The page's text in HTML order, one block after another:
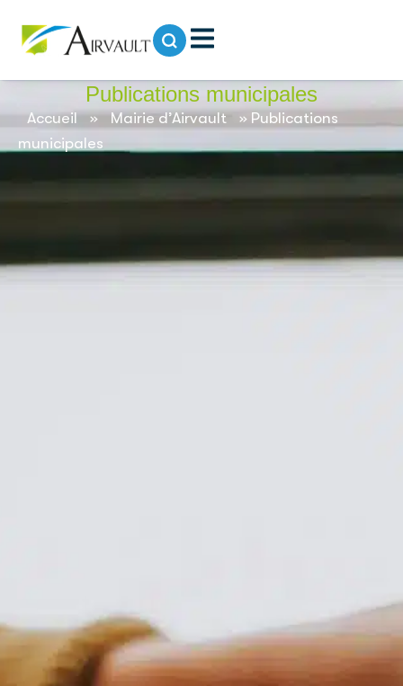
Publications municipales
Accueil » Mairie d’Airvault » Publications
municipales